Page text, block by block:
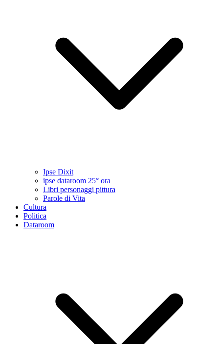
Ipse Dixit
ipse dataroom 25° ora
Libri personaggi pittura
Parole di Vita
Cultura
Politica
Dataroom